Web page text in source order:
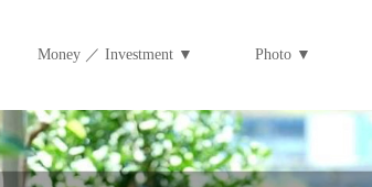
Money ／ Investment ▼ Photo ▼